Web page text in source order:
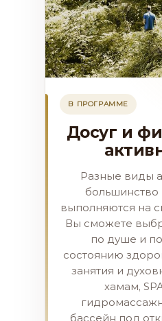
В ПРОГРАММЕ
Досуг и
Разные виды
большинство
выполняются на
Вы сможете
по душе и
состоянию
занятия и
хамам,
бассейн под